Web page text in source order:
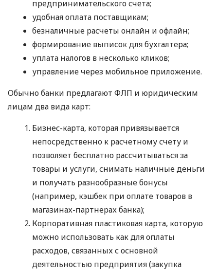
предпринимательского счета;
удобная оплата поставщикам;
безналичные расчеты онлайн и офлайн;
формирование выписок для бухгалтера;
уплата налогов в несколько кликов;
управление через мобильное приложение.
Обычно банки предлагают ФЛП и юридическим
лицам два вида карт:
Бизнес-карта, которая привязывается
непосредственно к расчетному счету и
позволяет бесплатно рассчитываться за
товары и услуги, снимать наличные деньги
и получать разнообразные бонусы
(например, кэшбек при оплате товаров в
магазинах-партнерах банка);
Корпоративная пластиковая карта, которую
можно использовать как для оплаты
расходов, связанных с основной
деятельностью предприятия (закупка